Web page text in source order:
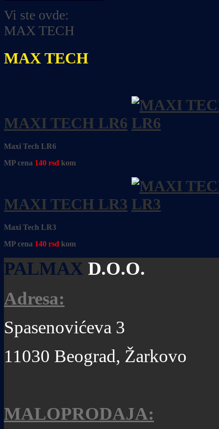
Vi ste ovde:
MAX TECH
MAX TECH
MAXI TECH LR6
Maxi Tech LR6
MP cena 140 rsd kom
MAXI TECH LR3
Maxi Tech LR3
MP cena 140 rsd kom
PALMAX D.O.O.
Adresa:
Spasenovićeva 3
11030 Beograd, Žarkovo
MALOPRODAJA: